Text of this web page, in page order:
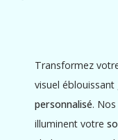
Transformez
visuel
personnalisé. Nos
illuminent votre